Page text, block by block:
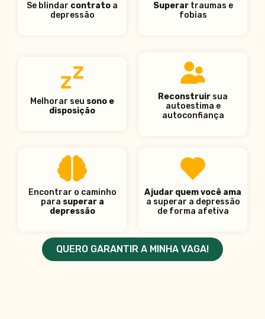
Se blindar contrato a
depressão
Superartraumas e
fobias
Melhorar seu sono e
disposição
Reconstruir sua
autoestima e
autoconfiança
Encontrar o caminho
para superar a
depressão
Ajudar quem você ama
a superar a depressão
de forma afetiva
QUERO GARANTIR A MINHA VAGA!